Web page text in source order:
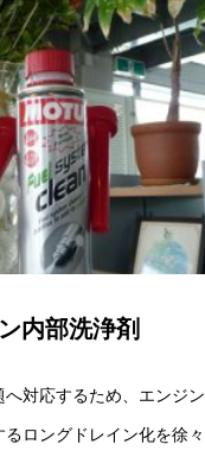
内部洗浄剤
対応するため、エンジン
ロングドレイン化を徐々